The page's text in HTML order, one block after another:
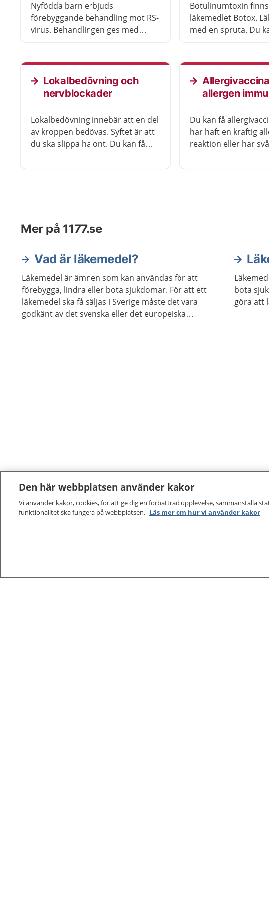
Nyfödda barn erbjuds
förebyggande behandling mot RS-
virus. Behandlingen ges med
Botulinumtoxin
läkemedlet Botox.
med en spruta. Du
Lokalbedövning och
nervblockader
Lokalbedövning innebär att en del
av kroppen bedövas. Syftet är att
du ska slippa ha ont. Du kan få
allergen
Du kan få
har haft en kraftig
reaktion eller har
Mer på 1177.se
Vad är läkemedel?
Läkemedel är ämnen som kan användas för att
förebygga, lindra eller bota sjukdomar. För att ett
läkemedel ska få säljas i Sverige måste det vara
godkänt av det svenska eller det europeiska
bota
göra att
Den här webbplatsen använder kakor
Vi använder kakor, cookies, för att ge dig en förbättrad upplevelse, sammanställa
funktionalitet ska fungera på webbplatsen. Läs mer om hur vi använder kakor